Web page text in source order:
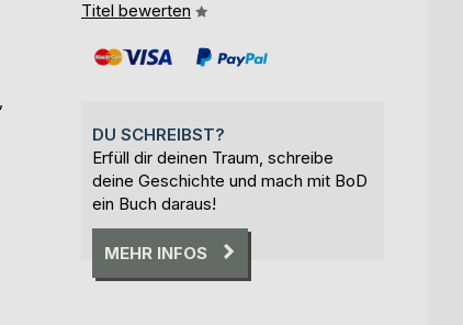
Titel bewerten
DU SCHREIBST?
Erfüll dir deinen Traum, schreibe
deine Geschichte und mach mit BoD
ein Buch daraus!
MEHR INFOS